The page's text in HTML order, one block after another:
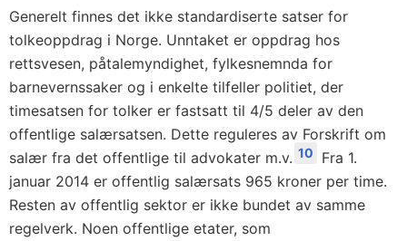
Generelt finnes det ikke standardiserte satser for
tolkeoppdrag i Norge. Unntaket er oppdrag hos
rettsvesen, påtalemyndighet, fylkesnemnda for
barnevernssaker og i enkelte tilfeller politiet, der
timesatsen for tolker er fastsatt til 4/5 deler av den
offentlige salærsatsen. Dette reguleres av Forskrift om
salær fra det offentlige til advokater m.v. 10
Fra 1.
januar 2014 er offentlig salærsats 965 kroner per time.
Resten av offentlig sektor er ikke bundet av samme
regelverk. Noen offentlige etater, som